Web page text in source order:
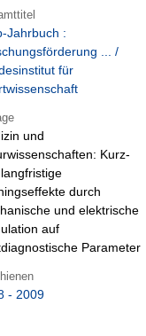
Jahrbuch :
... /
für
und
Kurz-
durch
und elektrische
auf
Parameter
- 2009